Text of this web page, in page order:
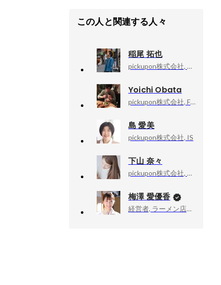
この人と関連する人々
稲尾 拓也
pickupon株式会社, 営業
Yoichi Obata
pickupon株式会社, Founder・代表取締役
島 愛美
pickupon株式会社, IS
下山 奈々
pickupon株式会社, アシスタント
梅澤 愛優香
経営者, ラーメン店店主